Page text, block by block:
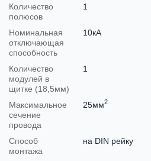
Количество
полюсов
1
Номинальная
отключающая
способность
10кА
Количество
модулей в
щитке (18,5мм)
1
Максимальное
сечение
провода
25мм2
Способ
монтажа
на DIN рейку